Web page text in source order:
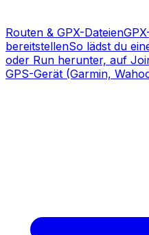
Routen & GPX-Dateien
bereitstellenSo lädst du
oder Run herunter, auf
GPS-Gerät (Garmin,